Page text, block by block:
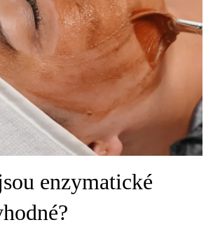
enzymatické